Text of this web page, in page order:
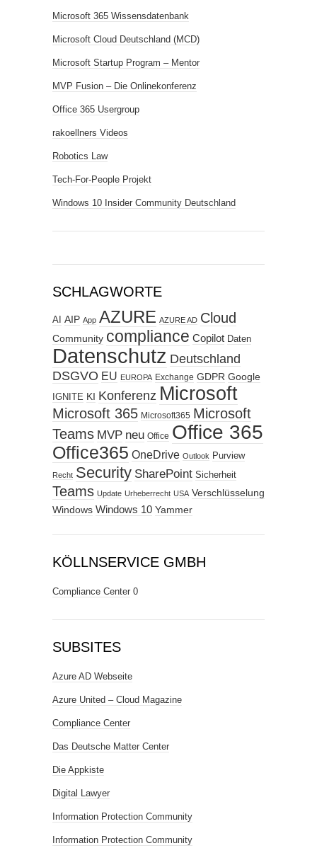
Microsoft 365 Wissensdatenbank
Microsoft Cloud Deutschland (MCD)
Microsoft Startup Program – Mentor
MVP Fusion – Die Onlinekonferenz
Office 365 Usergroup
rakoellners Videos
Robotics Law
Tech-For-People Projekt
Windows 10 Insider Community Deutschland
SCHLAGWORTE
AI AIP App AZURE AZURE AD Cloud
Community compliance Copilot Daten
Datenschutz Deutschland
DSGVO EU EUROPA Exchange GDPR Google
IGNITE KI Konferenz Microsoft
Microsoft 365 Microsoft365 Microsoft
Teams MVP neu Office Office 365
Office365 OneDrive Outlook Purview
Recht Security SharePoint Sicherheit
Teams Update Urheberrecht USA Verschlüsselung
Windows Windows 10 Yammer
KÖLLNSERVICE GMBH
Compliance Center 0
SUBSITES
Azure AD Webseite
Azure United – Cloud Magazine
Compliance Center
Das Deutsche Matter Center
Die Appkiste
Digital Lawyer
Information Protection Community
Information Protection Community